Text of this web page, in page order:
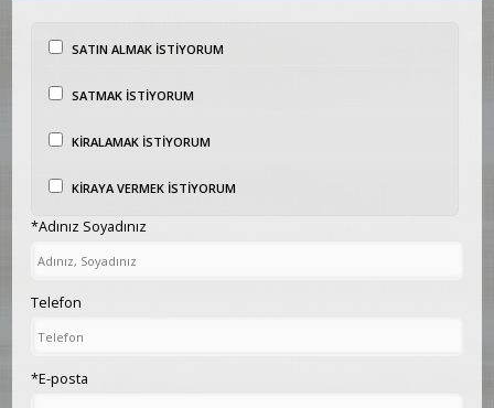
SATIN ALMAK İSTİYORUM
SATMAK İSTİYORUM
KİRALAMAK İSTİYORUM
KİRAYA VERMEK İSTİYORUM
*Adınız Soyadınız
Telefon
*E-posta